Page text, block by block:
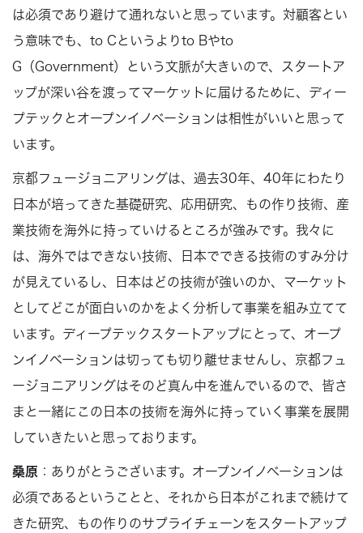
は必須であり避けて通れないと思っています。対顧客とい
う意味でも、to Cというよりto Bやto
G（Government）という文脈が大きいので、スタートア
ップが深い谷を渡ってマーケットに届けるために、ディー
プテックとオープンイノベーションは相性がいいと思って
います。
京都フュージョニアリングは、過去30年、40年にわたり
日本が培ってきた基礎研究、応用研究、もの作り技術、産
業技術を海外に持っていけるところが強みです。我々に
は、海外ではできない技術、日本でできる技術のすみ分け
が見えているし、日本はどの技術が強いのか、マーケット
としてどこが面白いのかをよく分析して事業を組み立てて
います。ディープテックスタートアップにとって、オープ
ンイノベーションは切っても切り離せませんし、京都フュ
ージョニアリングはそのど真ん中を進んでいるので、皆さ
まと一緒にこの日本の技術を海外に持っていく事業を展開
していきたいと思っております。
桑原 ：ありがとうございます。オープンイノベーションは
必須であるということと、それから日本がこれまで続けて
きた研究、もの作りのサプライチェーンをスタートアップ